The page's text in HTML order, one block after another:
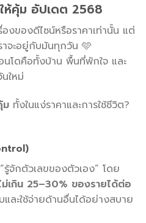
ห้คุ้ม อัปเดต 2568
องของดีไซน์หรือราคาเท่านั้น แต่
าจะอยู่กับมันทุกวัน 🩵
นโดคือทั้งบ้าน พื้นที่พักใจ และ
ใหม่
ม ทั้งในแง่ราคาและการใช้ชีวิต?
จักตัวเลขของตัวเอง” โดย
ม่เกิน 25–30% ของรายได้ต่อ
และใช้จ่ายด้านอื่นได้อย่างสบาย